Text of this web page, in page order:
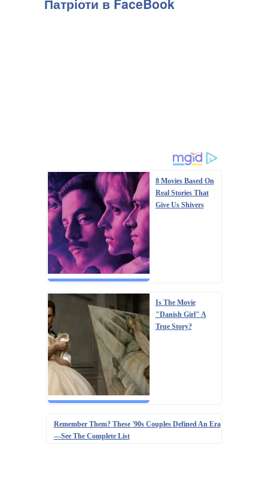
Патріоти в FaceBook
8 Movies Based On
Real Stories That
Give Us Shivers
Is The Movie
"Danish Girl" A
True Story?
Remember Them? These '90s Couples Defined An Era
—See The Complete List